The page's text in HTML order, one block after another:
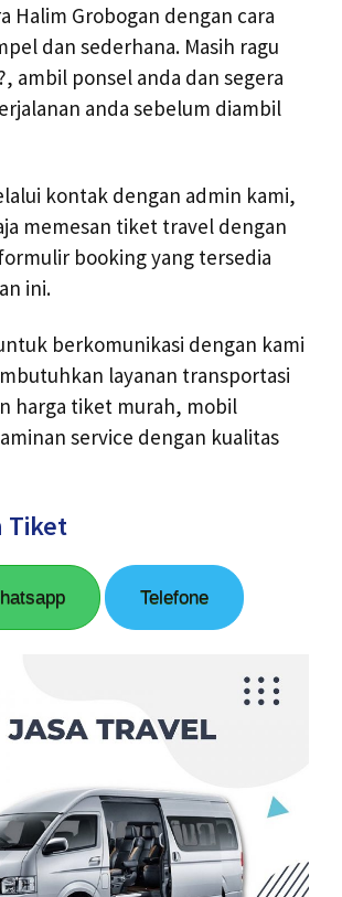
Halim Grobogan dengan cara
dan sederhana. Masih ragu
ambil ponsel anda dan segera
anda sebelum diambil
kontak dengan admin kami,
memesan tiket travel dengan
booking yang tersedia
ini.
berkomunikasi dengan kami
layanan transportasi
harga tiket murah, mobil
service dengan kualitas
Tiket
Telefone